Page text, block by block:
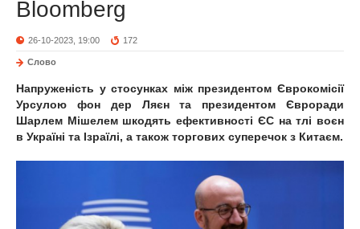
Bloomberg
26-10-2023, 19:00 172
Слово
Напруженість у стосунках між президентом Єврокомісії
Урсулою фон дер Ляєн та президентом Євроради
Шарлем Мішелем шкодять ефективності ЄС на тлі воєн
в Україні та Ізраїлі, а також торгових суперечок з Китаєм.